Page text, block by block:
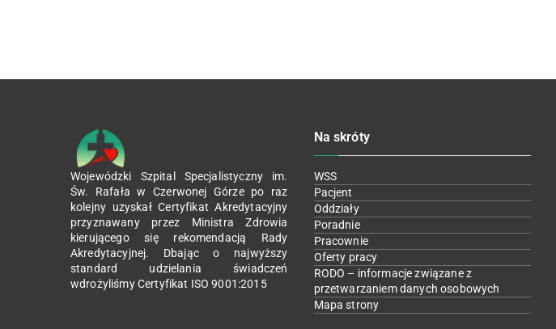
Wojewódzki Szpital Specjalistyczny im.
Św. Rafała w Czerwonej Górze po raz
kolejny uzyskał Certyfikat Akredytacyjny
przyznawany przez Ministra Zdrowia
kierującego się rekomendacją Rady
Akredytacyjnej. Dbając o najwyższy
standard udzielania świadczeń
wdrożyliśmy Certyfikat ISO 9001:2015
Na skróty
WSS
Pacjent
Oddziały
Poradnie
Pracownie
Oferty pracy
RODO – informacje związane z
przetwarzaniem danych osobowych
Mapa strony